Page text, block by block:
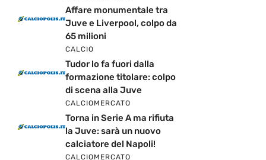
Affare monumentale tra
Juve e Liverpool, colpo da
65 milioni
CALCIO
Tudor lo fa fuori dalla
formazione titolare: colpo
di scena alla Juve
CALCIOMERCATO
Torna in Serie A ma rifiuta
la Juve: sarà un nuovo
calciatore del Napoli!
CALCIOMERCATO